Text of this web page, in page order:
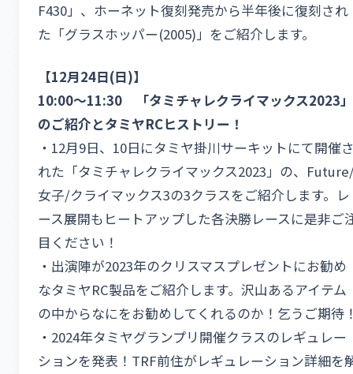
F430」、ホーネット復刻発売から半年後に復刻され
た「グラスホッパー(2005)」をご紹介します。
【12月24日(日)】
10:00～11:30 「タミチャレクライマックス2023」
のご紹介とタミヤRCヒストリー！
・12月9日、10日にタミヤ掛川サーキットにて開催
れた「タミチャレクライマックス2023」の、
女子/クライマックス3の3クラスをご紹介します。レ
ース展開もヒートアップした各決勝レースに是非ご
目ください！
・出演陣が2023年のクリスマスプレゼントにお勧め
なタミヤRC製品をご紹介します。沢山あるアイテム
の中からなにをお勧めしてくれるのか！乞うご期待
・2024年タミヤグランプリ開催クラスのレギュレー
ションを発表！TRF前住がレギュレーション詳細を